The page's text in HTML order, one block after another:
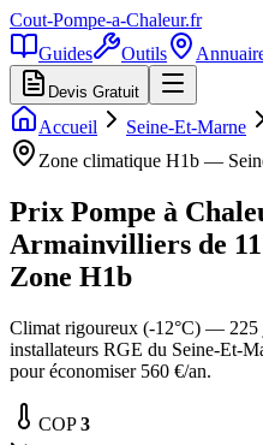
Cout-Pompe-a-Chaleur.fr
Guides
Outils
Devis Gratuit
Accueil Seine-Et-Marne
Zone climatique H1b —
Prix Pompe à
Armainvilliers de
Zone H1b
Climat rigoureux (-12°C) — 225
installateurs RGE du Seine-Et-
pour économiser 560 €/an.
COP3